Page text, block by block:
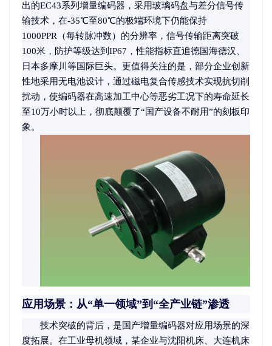
出的EC43系列增量编码器，采用玻璃码盘与差分信号传
输技术，在-35℃至80℃的极端环境下仍能保持
1000PPR（每转脉冲数）的分辨率，信号传输距离突破
100米，防护等级达到IP67，性能指标直追德国海德汉、
日本多摩川等国际巨头。更值得关注的是，部分企业创新
性地采用无电池设计，通过磁电复合传感技术实现抗切削
扰动，使编码器在高速加工中心等恶劣工况下的寿命延长
至10万小时以上，彻底颠覆了“国产设备不耐用”的刻板印
象。
应用场景：从“单一领域”到“全产业链”渗透
技术突破的背后，是国产增量编码器对应用场景的深
度拓展。在工业母机领域，某企业与沈阳机床、大连机床